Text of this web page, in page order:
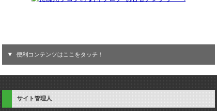
便利コンテンツはここをタッチ！
サイト管理人